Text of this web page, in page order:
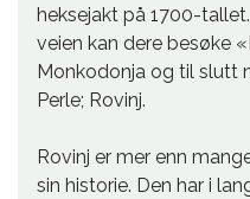
heksejakt på 1700-
veien kan dere besøke
Monkodonja og til slutt
Perle; Rovinj.
Rovinj er mer enn
sin historie. Den har i